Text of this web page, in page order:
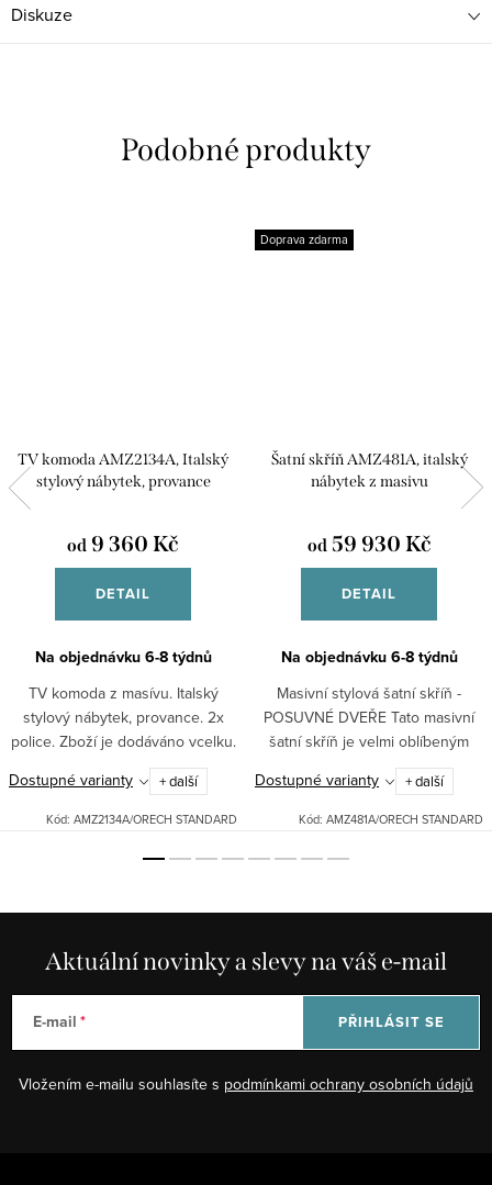
Diskuze
TV komoda AMZ2134A, Italský
stylový nábytek, provance
od 9 360 Kč
DETAIL
Na objednávku 6-8 týdnů
TV komoda z masívu. Italský
stylový nábytek, provance. 2x
police. Zboží je dodáváno vcelku.
Dostupné varianty
+ další
Kód: AMZ2134A/ORECH STANDARD
Doprava zdarma
Šatní skříň AMZ481A, italský
nábytek z masivu
od59 930 Kč
DETAIL
Na objednávku 6-8 týdnů
Masivní stylová šatní skříň -
POSUVNÉ DVEŘE Tato masivní
šatní skříň je velmi oblíbeným
artiklem pro její klasický design,
úsporu místa a snadné otevírání.
Poskytuje kvalitu,...
Dostupné varianty + další
Kód: AMZ481A/ORECH STANDARD
Aktuální novinky a slevy na váš e-mail
E-mail
Vložením e-mailu souhlasíte s podmínkami ochrany osobních údajů
PŘIHLÁSIT SE